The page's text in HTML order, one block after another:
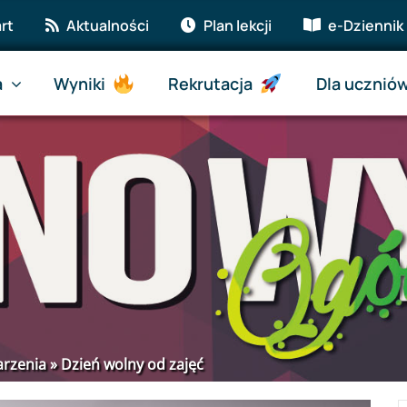
Aktualności Plan lekcji e-Dziennik
Wyniki Rekrutacja Dla
»Dzień wolny od zajęć